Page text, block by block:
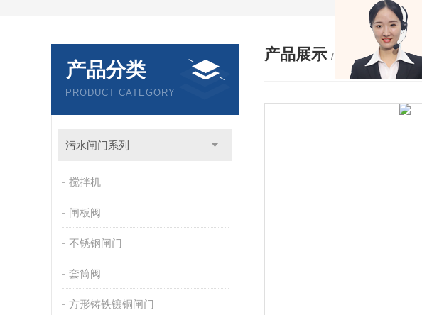
产品分类
PRODUCT CATEGORY
污水闸门系列
搅拌机
闸板阀
不锈钢闸门
套筒阀
方形铸铁镶铜闸门
产品展示 / PRODUCTS